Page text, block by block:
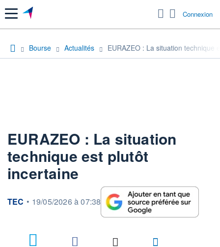
Menu Connexion
Bourse Actualités EURAZEO : La situation technique
EURAZEO : La situation
technique est plutôt
incertaine
information fournie par
TEC • 19/05/2026 à 07:38